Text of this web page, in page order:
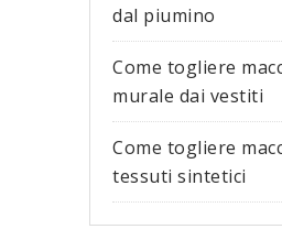
dal piumino​
Come togliere
murale dai vestiti​
Come togliere
tessuti sintetici​